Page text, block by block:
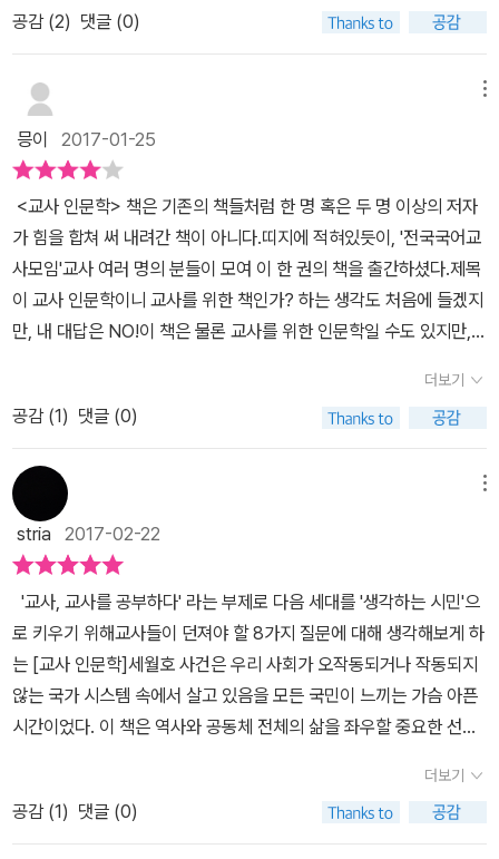
선시대 실학의 인문정신과 글쓰기를 집중 연구해온 박수밀은 인간의
쓰기’라는 신선한 글쓰기법을 제안한다. 그는 삭막해져가는 인간의
마음을 따라 글쓰기도 감정적이고 파괴적이며 흑백논리에 갇혀 있음
을 지적하며 조선시대 대표 실학자인 연암 박지원의 글쓰기를 사례로
들며 글쓰기에 대한 참신한 생각과 방법론을 일러준다. 이처럼 각각
의 전문 분야에서 오랫동안 공력을 쌓아온 8명의 저자들은 다음 세대
를 ‘생각하는 시민’으로 키워내는 미래 교육을 위한 여덟 가지 질문에
성심으로 답변을 들려주었다. 저마다 개성 있는 목소리로 풀어놓는
이야기들의 절실함과 깊이는 비단 ‘교사 인문학’으로 한정되지 않을
것이다. 『교사 인문학』이 학부모와 학생, 시민 모두에게 사색을 제공
다.(127) 한국 사회의 현실을 잘 보여주고 있다.대학을 나온 사람은
아닌 사람을 배제하고,전라도를 배제하고,빨갱이를, 좌빨을, 종북을
배제해 온 현대사.그들이 왜 죽창에 태극기를 매달고계엄을 부르짖으
기 직전 단말마의 떠는 모습이 더 처절한 것은 또 당연하다.내일이 탄
핵일이다. 한국의 교사들, 예비교사들에게 필요한 책이다.아울러 이
답답한 교실 환경을 걱정하는 학부모들도 함께 읽으면 좋을 책.
터뷰'가 실려있는데, 교육 현장에 있는 선생님들의 고민과 이에 대한
대답을 들을 수 있어서 유익하다. 특히 아이들에게 '이 가을에 나는 뭐
하고 싶다' 하는 형식으로 한 문장씩 이야기해보라고 했더니 아이들
의 절반 이상이 '쉬고 싶다', '가만히 있고 싶다', '이 가을에 나는 학교
에 안 가고 싶다' 이런 말을 했다는 점이 충격적이다. 학교라는 곳이
수업이 아니라 강제노동을 하는 현장이 되어버린 게 아닌가 하고 놀
랐다는 이야기에 공감하게 된다. 이 책은 여러 분야에서 다양하게 생
각해볼 기회를 던져준다. 강의를 들으며 혹은 책을 읽으며 자신의 생
각을 정리해볼 수 있다. 생각하고 소통하고 공감할 수 있도록 한다.
'생각하는 시민'이 되기 위한 첫 걸음으로 삼을 수 있는 책이다. 이 책
을 읽어야 할 사람들은 단순히 교사로만 한정되지 않는다. 현재 한국
기는 각자의 독특한 색깔로 독자의 마음을 사로잡을 것이다.
교사모임과 공동 기획으로 연 <교사 인문학-교사, '교사'를 공부하다
은 공력을 쌓아오신 '스승'들의 이야기를 현장의 교사들과 나눔으로
써, 이미 뿌려놓은 높은 성의가 다시 교육 현장에 인문적 씨앗이 되기
바라는 간절한 마음을 담아냈다. 그러나 '교사를 위한 인문학'에 한정
한 것이 아니라 현재 한국의 교육에 문제의식을 갖고 새로운 교육 패
러다임과 교육 방법론으로의 전환을 고민하는 학부모와 학생, 시민들
모두에게 사색을 제공하기 위한 책으로도 충분히 가치가 있는 책이기
에 지금 이 시기에 우리가 꼭 읽어봐야 할 책이 아닐까 생각해본다.=
최근 우리 사회는 교육에 대한 새로운 성찰을 필요로 하고 있습니다.
이후의 시간을 함께 겪으면서 우리 교육이 더 이상 이렇게 지속되어
서는 안 되겠다는 문제의식을 가지게 된 것이지요. (중략) 세월호 문
제는 2년이 훨씬 지난 지금까지도 제대로 된 해결점을 찾지 못하고
있습니다 안산 단원고에 보존되던 '기억 교실'마저 다른 공간으로 이
전되었고, 이 참사를 교육의 근본적인 변화를 이끌어내는 불씨로 살
려낼 수 있는 가능성도 희박해지고 있습니다. 그런데 깊은 바다 속에
수장된 아이들만이 아니라, 우리가 교실에서 만나는 학생들도 또 다
른 형태의 세월호 같은 감옥을 살고 있는 것은 아닐까요? 더 이상 교
실이 감옥이 되지 않고, 아이들에게 진정한 해방과 자기 나름의 배움
을 경검할 수 있도록 하기 위해서는 우리는 과연 무엇을 해야할까요?
(본문 31~34p)= =이 강의에 초대된 스승들은part. 1_ 주체성 교육
은 어떻게 아이들을 억압하는가? _황현산part. 2_ 어떻게 가르치지
교육과 결합해 생각하는 시민을 키워낼 수 있을까? _함돈균part. 4_
문학은 어떻게 아이들의 공감 능력을 키우는가? _김흥규part. 5_ 공
감하고 연대하는 시민을 어떻게 키워낼 수 있을까? _이도흠part. 6_
는 학생들의 태도이다.여기서 문제가 되는 것은 선생님을 무시하는
학생 뿐만 아니라 학생을 무시하는 선생님도 포함이 된다. 우리에게
필요한 선생님의 모습은 무시하는 선생님이 아닌 무지한 선생님이다.
아이들보다 더 많이 알고 있고, 아이들을 가르치는 선생님으로서의
위치가 아닌 아이들이 아는 것을 선생님이 모를수도 있다는 그 전제
하에서 교육이 이루어지는 것이다. 그건 아이들이 선생님을 통해서
지식을 얻지만, 선생님 또한 아이들을 통해서 자신이 모르는 것을 배
우는 그런 교육 시스템을 만들어가는 것이다.두번째 눈길이 갔던 건
우리 사회에 관한 이야기였다. 2014년 일어난 세월호 참사로 대한민
국이라는 나라에 대해서 ' 이것이 나라인가' 할 정도로 엉망인 나라가
되었으며, 우리의 민낯이 고스란히 드러났다. 권력을 가진 이들과 권
력의 주변에 잇느 사람들의 모습들, 속칭 배운 사람들의 가치관에 대
해서 생각해 왔으며, 그들은 왜 그런 모습을 보여주고 있는가에 대한
학이 자리잡고 있다. 인문학적인 생각 속에서 우리 사회의 어두운 그
림자의 실체를 보면서,우리 사회의 문제를 해결해 찾아 나가려는 우
리들의 모습이 있다. 책에는 한나 아렌트의 대표적인 저서 <예루살렘
의 아이히만> 을 소개하고 있으며, 아이히만의 '생각 없음'과 '복종'보
다 더 문제가 되는 것은 바로 '동일성에서 비롯된 타자에 대한 배제와
폭력' 이다. '동일성에서 비롯된 타자에 대한 배제와 폭력' 의 의미는
기독교도인이 다른 종교인들에게 이단이나 악마로 생각하는 것, 우파
는 좌파를 '빨갱이','불순분자'라는 이름을 써서 폭력적인행위를 함으
로서 동일성을 강화하는 형태이다.이런 모습은 최근 촛불집회에서 여
하는 공권력의실체. 그들은 서로 다른 이데올로기를 존중하지 않고
배척하거나 비난을 일삼는다. 그런 행동을 하는 것은 자신의 행동은
정당하고 다른 사람의 행동은 정당하지 않다는 생각을 가지고 있기
공감 (2) 댓글 (0)
믕이 2017-01-25
<교사 인문학> 책은 기존의 책들처럼 한 명 혹은 두 명 이상의 저자
가 힘을 합쳐 써 내려간 책이 아니다.띠지에 적혀있듯이, '전국국어교
사모임'교사 여러 명의 분들이 모여 이 한 권의 책을 출간하셨다.제목
이 교사 인문학이니 교사를 위한 책인가? 하는 생각도 처음에 들겠지
만, 내 대답은 NO!이 책은 물론 교사를 위한 인문학일 수도 있지만,
부모, 시민 들을 모두 포괄하고 있는 책이다.티비에서도 책에서도 가
끔씩 언급됐던 그리고 우리 모두 아는 사실이자, 진실 하나가 있다. 바
로 한국 교육 시스템의 문제와 교육 방법이 좋지 못하다는 것이다.21
세기가 되어서도, 새로운 문물들이 쏟아지고 많은 게 계속 바뀌어 가
는데 정작 우리나라의 교육은 왜 이 모양인가,과거의 공부 방법과 한
치도 변화하지 않고 있고 교육에 쏟아부은 돈만 해도 억에서 조 단위
라고 한다.지금도 학원이든 학교에서 시험을 강조하면서 오로지 점수
에만 목을 매고 있다는 현실이 참으로 안타깝다. 나 또한 이런 시스템
에 피해자이기도 하다.좀 더 아이들의 창의력과 상상력, 그리고 인문
정신을 자극할만한 교육 방법이나, 시스템을 만들어 내, 다음 세대를
나은 사람으로 나은 인재로 키울 생각은 하지 못하고 그저 암기와 시
험과 점수에만 급급하게 만들어놔 대한민국은 사교육이 넘쳐나며, 학
원 천국이라는 좋지 못한 별명을 가지게 되었다는 점이 참으로 씁쓸
하다. 하지만 지금이라도 이 잘못된 교육 시스템을 바로잡을 책이 나
더보기
공감 (1) 댓글 (0)
stria 2017-02-22
'교사, 교사를 공부하다' 라는 부제로 다음 세대를 '생각하는 시민'으
로 키우기 위해교사들이 던져야 할 8가지 질문에 대해 생각해보게 하
는 ​[교사 인문학]​세월호 사건은 우리 사회가 오작동되거나 작동되지
않는 국가 시스템 속에서 살고 있음을 모든 국민이 느끼는 가슴 아픈
시간이었다. ​​이 책은 역사와 공동체 전체의 삶을 좌우할 중요한 선택
한 지성적인 근거를 가지고 있는지 반성적 차원에서 꼼꼼히 살피는
'생각의 과정'이 필요하다는 취지로 <실천적 생각 발명 그룹 시민 행
성>이 내놓은 책이다. ​<실천적 생각 발명 그룹 시민 행성> 은 '생각
더보기
공감 (1) 댓글 (0)